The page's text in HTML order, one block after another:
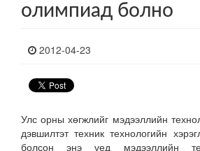
олимпиад болно
2012-04-23
Улс орны хөгжлийг мэдээллийн
дэвшилтэт техник технологийн
болсон энэ үед мэдээллийн